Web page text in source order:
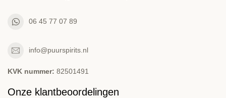
06 45 77 07 89
info@puurspirits.nl
KVK nummer: 82501491
Onze klantbeoordelingen